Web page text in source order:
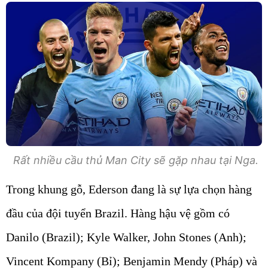
Rất nhiều cầu thủ Man City sẽ gặp nhau tại Nga.
Trong khung gỗ, Ederson đang là sự lựa chọn hàng
đầu của đội tuyển Brazil. Hàng hậu vệ gồm có
Danilo (Brazil); Kyle Walker, John Stones (Anh);
Vincent Kompany (Bỉ); Benjamin Mendy (Pháp) và